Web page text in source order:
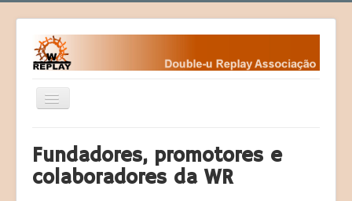
Ativar/Desativar
navegação
Fundamentos
Fundadores, promotores e
colaboradores da WR